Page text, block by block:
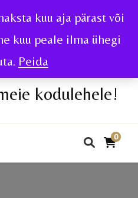
kuu aja pärast või
kuu peale ilma ühegi
Peida
kodulehele!
0